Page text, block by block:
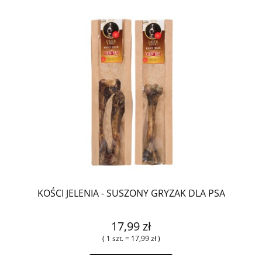
KOŚCI JELENIA - SUSZONY GRYZAK DLA PSA
17,99 zł
( 1 szt. = 17,99 zł )